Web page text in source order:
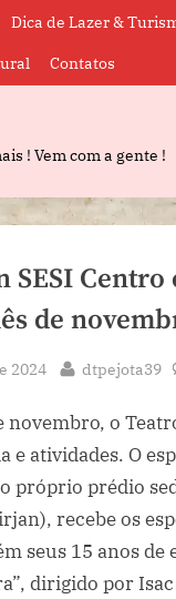
Dica de Lazer &
Contatos
! Vem com a gente !
SESI
de
2024 By
dtpejota39
novembro, o
e atividades. O
próprio prédio
recebe os
seus 15 anos
dirigido por